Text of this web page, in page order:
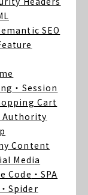
SEO
・Session
Cart
Authority
Content
Media
Code ・SPA
・Spider